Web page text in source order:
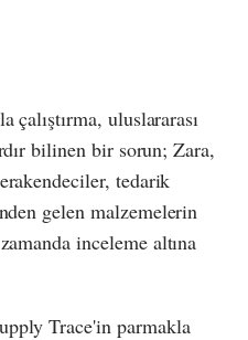
çalıştırma, uluslararası
bilinen bir sorun; Zara,
tedarik
gelen malzemelerin
inceleme altına
Trace'in parmakla